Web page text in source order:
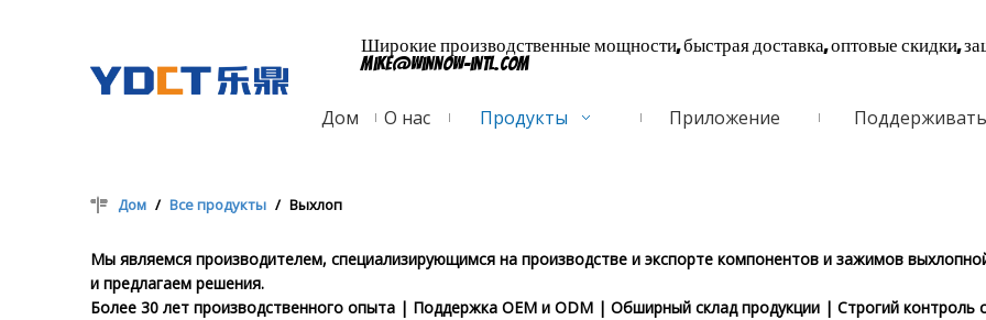
Широкие производственные мощности, быстрая доставка, оптовые скидки,
mike@winnow-intl.com
Дом О нас Продукты Приложение Поддерживать
Дом / Все продукты / Выхлоп
Мы являемся производителем, специализирующимся на производстве и экспорте компонентов и зажимов
и предлагаем решения.
Более 30 лет производственного опыта | Поддержка OEM и ODM | Обширный склад продукции | Строгий контроль